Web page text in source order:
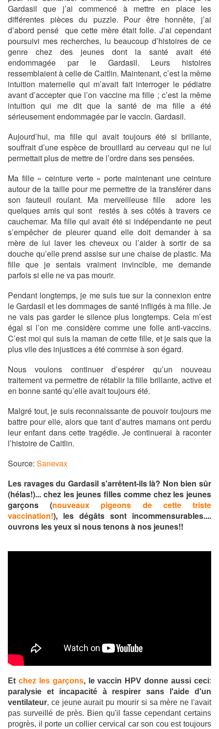
Gardasil que j’ai commencé à mettre en place les
différentes pièces du puzzle. Pour être honnête, j’ai
d’abord pensé que cette mère était folle. J’ai cependant
poursuivi mes recherches, lu beaucoup d’histoires de ce
genre chez des jeunes dont la santé avait été
endommagée par le Gardasil. Leurs histoires
ressemblaient à celle de Caitlin. Maintenant, c’est la même
intuition maternelle qui m’avait fait interroger le pédiatre
avant d’accepter que l’on vaccine ma fille ; c’est la même
intuition qui me dit que la santé de ma fille a été
sérieusement endommagée par le vaccin. Gardasil.
Aujourd’hui, ma fille qui avait toujours été si brillante,
souffrait d’une espèce de brouillard au cerveau qui ne lui
permettait plus de mettre de l’ordre dans ses pensées.
Ma fille « ceinture verte » porte maintenant une ceinture
autour de la taille pour me permettre de la transférer dans
son fauteuil roulant. Ma merveilleuse fille adore les
quelques amis qui sont restés à ses côtés à travers ce
cauchemar. Ma fille qui avait été si indépendante ne peut
s’empêcher de pleurer quand elle doit demander à sa
mère de lui laver les cheveux ou l’aider à sortir de sa
douche qu’elle prend assise sur une chaise de plastic. Ma
fille que je sentais vraiment invincible, me demande
parfois si elle ne va pas mourir.
Pendant longtemps, je me suis tue sur la connexion entre
le Gardasil et les dommages de santé infligés à ma fille. Je
ne vais pas garder le silence plus longtemps. Cela m’est
égal si l’on me considère comme une folle anti-vaccins.
C’est moi qui suis la maman de cette fille, et je sais que la
plus vile des injustices a été commise à son égard.
Nous voulons continuer d’espérer qu’un nouveau
traitement va permettre de rétablir la fille brillante, active et
en bonne santé qu’elle avait toujours été.
Malgré tout, je suis reconnaissante de pouvoir toujours me
battre pour elle, alors que tant d’autres mamans ont perdu
leur enfant dans cette tragédie. Je continuerai à raconter
l’histoire de Caitlin.
Source: Sanevax
Les ravages du Gardasil s'arrêtent-ils là? Non bien sûr
(hélas!)... chez les jeunes filles comme chez les jeunes
garçons (nouveaux pigeons de cette triste
vaccination!), les dégâts sont incommensurables....
ouvrons les yeux si nous tenons à nos jeunes!!
Et chez les garçons, le vaccin HPV donne aussi ceci:
paralysie et incapacité à respirer sans l'aide d'un
ventilateur, ce jeune aurait pu mourir si sa mère ne l'avait
pas surveillé de près. Bien qu'il fasse cependant certains
progrès, il porte un collier cervical car son cou est toujours